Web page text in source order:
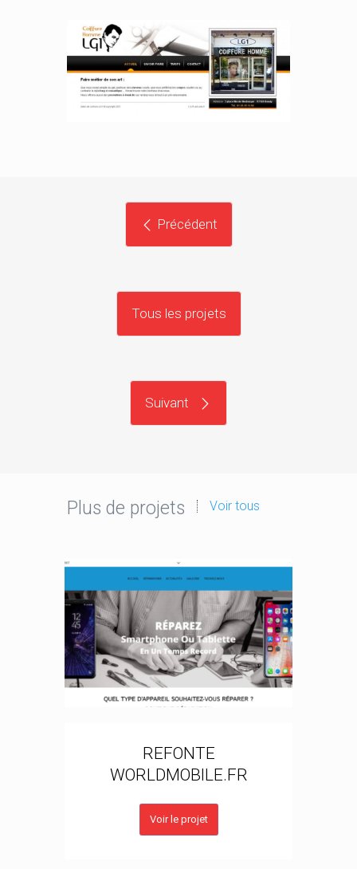
Précédent
Tous les projets
Suivant
Plus de projets Voir tous
REFONTE
WORLDMOBILE.FR
Voir le projet